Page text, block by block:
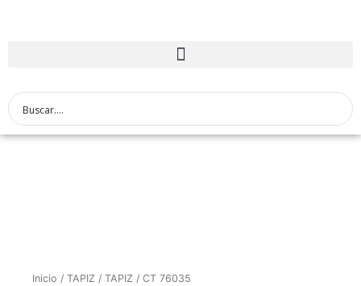
Inicio / TAPIZ / TAPIZ / CT 76035